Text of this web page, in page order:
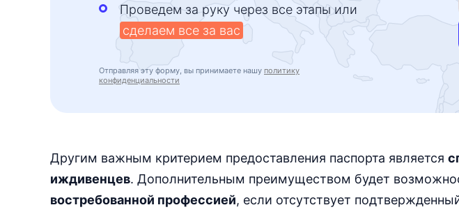
Проведем за руку через все этапы или
сделаем все за вас
Отправляя эту форму, вы принимаете нашу политику
конфиденциальности
Другим важным критерием предоставления паспорта является
иждивенцев. Дополнительным преимуществом будет
востребованной профессией, если отсутствует